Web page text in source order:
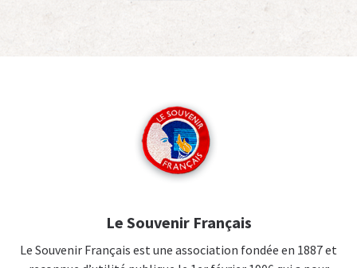
Le Souvenir Français
Le Souvenir Français est une association fondée en 1887 et